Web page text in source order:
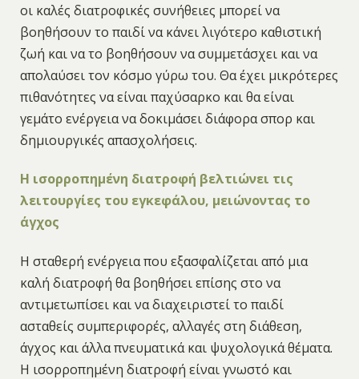
οι καλές διατροφικές συνήθειες μπορεί να
βοηθήσουν το παιδί να κάνει λιγότερο καθιστική
ζωή και να το βοηθήσουν να συμμετάσχει και να
απολαύσει τον κόσμο γύρω του. Θα έχει μικρότερες
πιθανότητες να είναι παχύσαρκο και θα είναι
γεμάτο ενέργεια να δοκιμάσει διάφορα σπορ και
δημιουργικές απασχολήσεις.
Η ισορροπημένη διατροφή βελτιώνει τις
λειτουργίες του εγκεφάλου, μειώνοντας το
άγχος
Η σταθερή ενέργεια που εξασφαλίζεται από μια
καλή διατροφή θα βοηθήσει επίσης στο να
αντιμετωπίσει και να διαχειριστεί το παιδί
ασταθείς συμπεριφορές, αλλαγές στη διάθεση,
άγχος και άλλα πνευματικά και ψυχολογικά θέματα.
Η ισορροπημένη διατροφή είναι γνωστό και